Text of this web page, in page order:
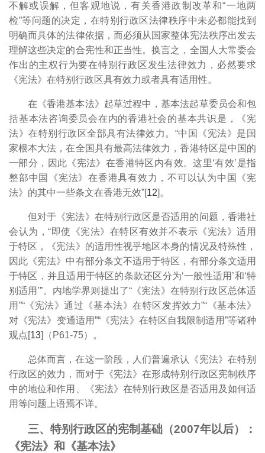
不解或误解，但客观地说，有关香港政制改革和“一地两
检”等问题的决定，在特别行政区法律秩序中未必都能找到
明确而具体的法律依据，而必须从国家整体宪法秩序出发去
理解这些决定的合宪性和正当性。换言之，全国人大常委会
作出的主权行为要在特别行政区发生法律效力，必然要求
《宪法》在特别行政区具有效力或者具有适用性。
在《香港基本法》起草过程中，基本法起草委员会和包
括基本法咨询委员会在内的香港社会的基本共识是，《宪
法》在特别行政区全部具有法律效力。“中国《宪法》是国
家根本大法，在全国具有最高法律效力，香港特区是中国的
一部分，因此《宪法》在香港特区内有效。这里‘有效’是指
整部中国《宪法》在香港具有效力，不可以认为中国《宪
法》的其中一些条文在香港无效”[12]。
但对于《宪法》在特别行政区是否适用的问题，香港社
会认为，“即使《宪法》在特区有效并不表示《宪法》适用
于特区，《宪法》的适用性视乎地区本身的情况及特殊性，
因此《宪法》中有部分条文不适用于特区，有部分条文适用
于特区，并且适用于特区的条款还区分为‘一般性适用’和‘特
别适用’”。内地学界则提出了“《宪法》在特别行政区总体适
用”“《宪法》通过《基本法》在特区发挥效力”“《基本法》
对《宪法》变通适用”“《宪法》在特区自我限制适用”等诸种
观点[13]（P61-75）。
总体而言，在这一阶段，人们普遍承认《宪法》在特别
行政区的效力，而对于《宪法》在形成特别行政区宪制秩序
中的地位和作用、《宪法》在特别行政区是否适用及如何适
用等问题上语焉不详。
三、特别行政区的宪制基础（2007年以后）：
《宪法》和《基本法》